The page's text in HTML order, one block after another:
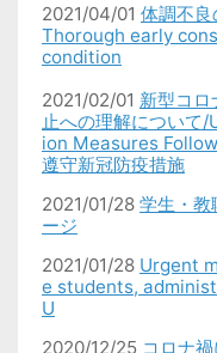
2021/04/01 体調不
Thorough early
condition
2021/02/01 新型コ
止への理解につい
ion Measures
遵守新冠防疫措施
2021/01/28 学生・教
ージ
2021/01/28 Urgent
e students,
U
2020/12/25 コロナ